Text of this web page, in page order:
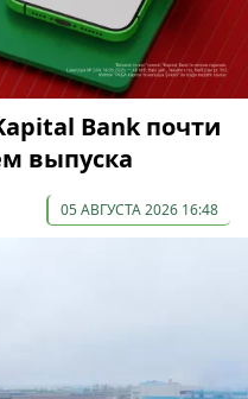
Bank почти
выпуска
05 АВГУСТА 2026 16:48